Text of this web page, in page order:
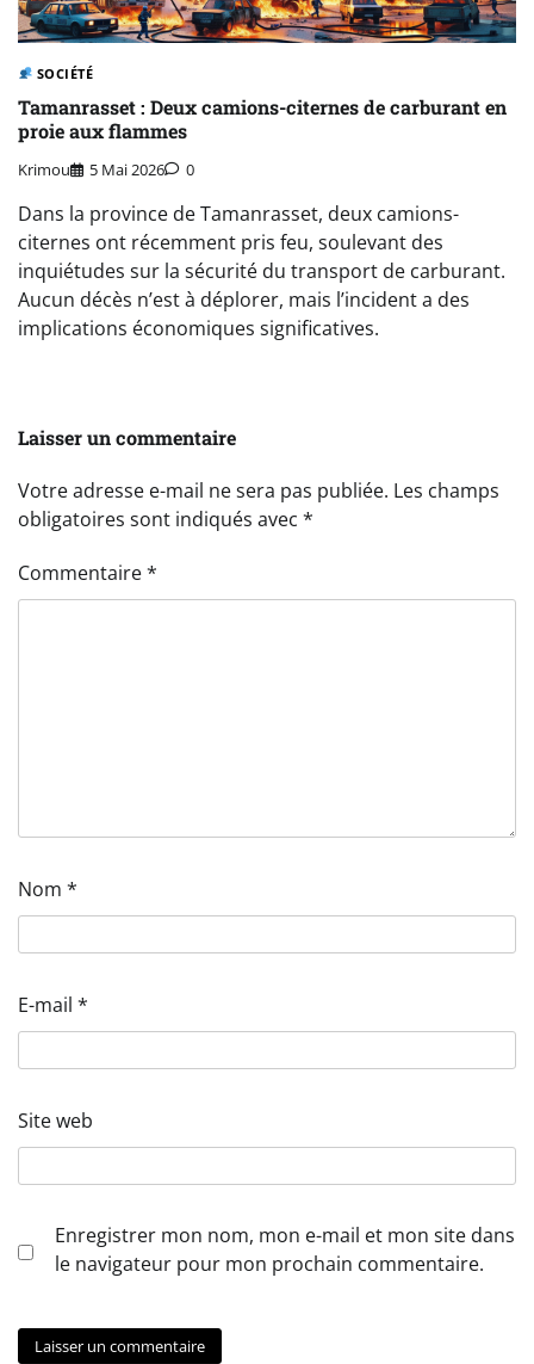
SOCIÉTÉ
Tamanrasset : Deux camions-citernes de carburant en
proie aux flammes
Krimou 5 Mai 2026 0
Dans la province de Tamanrasset, deux camions-
citernes ont récemment pris feu, soulevant des
inquiétudes sur la sécurité du transport de carburant.
Aucun décès n’est à déplorer, mais l’incident a des
implications économiques significatives.
Laisser un commentaire
Votre adresse e-mail ne sera pas publiée. Les champs
obligatoires sont indiqués avec *
Commentaire*
Nom *
E-mail *
Site web
Enregistrer mon nom, mon e-mail et mon site dans
le navigateur pour mon prochain commentaire.